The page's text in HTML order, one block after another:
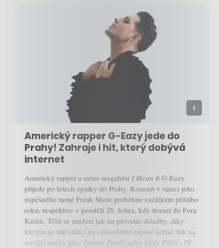
Americký rapper G-Eazy jede do
Prahy! Zahraje i hit, který dobývá
internet
Americký rapper a autor megahitu I Mean It G-Eazy
přijede po letech zpátky do Prahy. Koncert v rámci jeho
úspěšného turné Freak Show proběhne začátkem příštího
roku, respektive v pondělí 26. ledna, kdy dorazí do Fora
Karlín. Těšit se můžete jak na původní skladby, díky
kterým se stal stálicí na celosvětové rapové scéně, tak na
novější pecky jako Femme Fatale nebo Lady Killers III,